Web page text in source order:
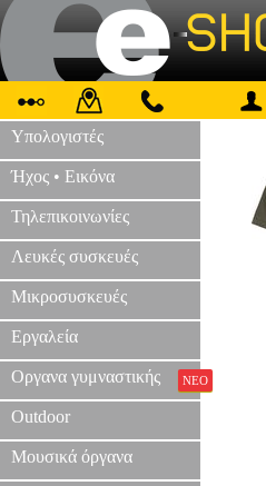
Υπολογιστές
Ήχος • Εικόνα
Τηλεπικοινωνίες
Λευκές συσκευές
Μικροσυσκευές
Εργαλεία
Οργανα γυμναστικής ΝΕΟ
Outdoor
Μουσικά όργανα